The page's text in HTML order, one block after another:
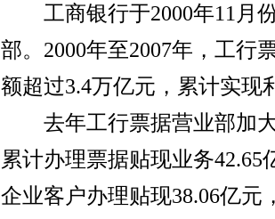
工商银行于2000年11月
部。2000年至2007年，工行
额超过3.4万亿元，累计实现
去年工行票据营业部加大
累计办理票据贴现业务42.65
企业客户办理贴现38.06亿元